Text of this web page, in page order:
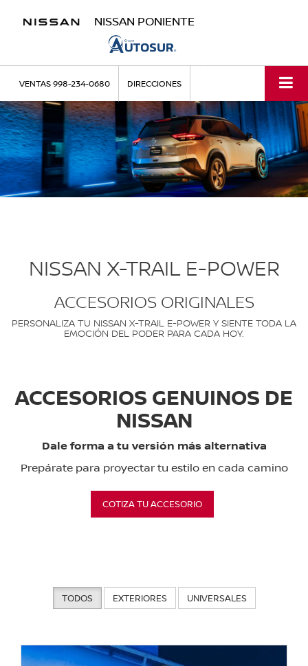
NISSAN PONIENTE
VENTAS998-234-0680 DIRECCIONES
NISSAN X-TRAIL E-POWER
ACCESORIOS ORIGINALES
PERSONALIZA TU NISSAN X-TRAIL E-POWER Y SIENTE TODA LA
EMOCIÓN DEL PODER PARA CADA HOY.
ACCESORIOS GENUINOS DE
NISSAN
Dale forma a tu versión más alternativa
Prepárate para proyectar tu estilo en cada camino
COTIZA TU ACCESORIO
TODOS EXTERIORES UNIVERSALES